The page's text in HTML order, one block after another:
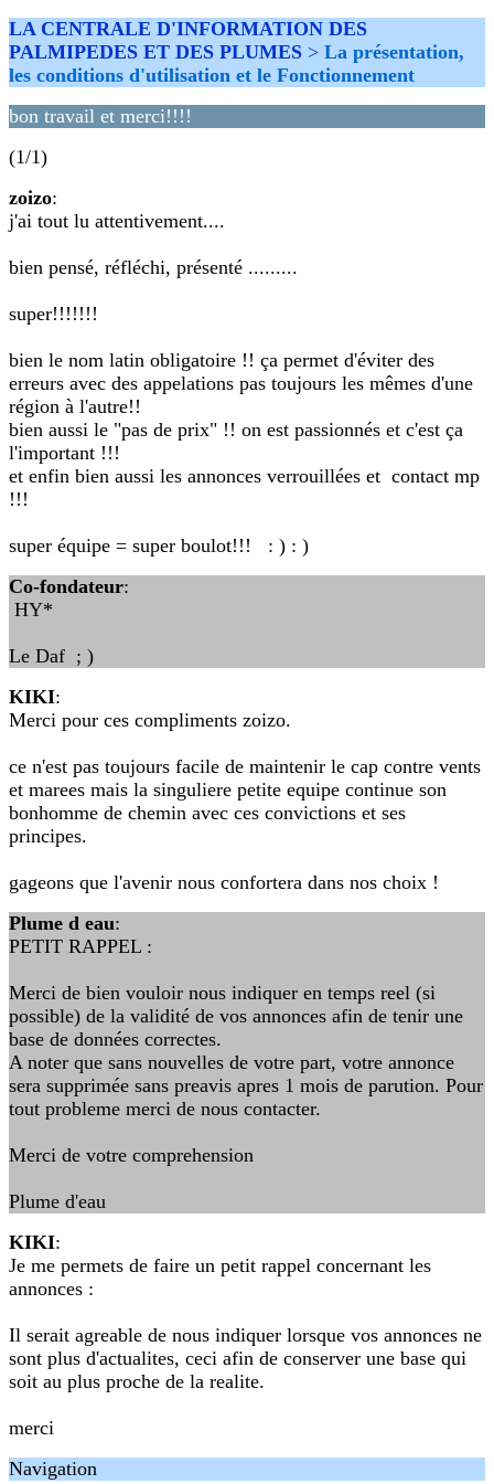
LA CENTRALE D'INFORMATION DES
PALMIPEDES ET DES PLUMES > La présentation,
les conditions d'utilisation et le Fonctionnement
bon travail et merci!!!!
(1/1)
zoizo:
j'ai tout lu attentivement....
bien pensé, réfléchi, présenté .........
super!!!!!!!
bien le nom latin obligatoire !! ça permet d'éviter des
erreurs avec des appelations pas toujours les mêmes d'une
région à l'autre!!
bien aussi le "pas de prix" !! on est passionnés et c'est ça
l'important !!!
et enfin bien aussi les annonces verrouillées et contact mp
!!!
super équipe = super boulot!!! : ) : )
Co-fondateur:
HY*
Le Daf ; )
KIKI:
Merci pour ces compliments zoizo.
ce n'est pas toujours facile de maintenir le cap contre vents
et marees mais la singuliere petite equipe continue son
bonhomme de chemin avec ces convictions et ses
principes.
gageons que l'avenir nous confortera dans nos choix !
Plume d eau:
PETIT RAPPEL :
Merci de bien vouloir nous indiquer en temps reel (si
possible) de la validité de vos annonces afin de tenir une
base de données correctes.
A noter que sans nouvelles de votre part, votre annonce
sera supprimée sans preavis apres 1 mois de parution. Pour
tout probleme merci de nous contacter.
Merci de votre comprehension
Plume d'eau
KIKI:
Je me permets de faire un petit rappel concernant les
annonces :
Il serait agreable de nous indiquer lorsque vos annonces ne
sont plus d'actualites, ceci afin de conserver une base qui
soit au plus proche de la realite.
merci
Navigation